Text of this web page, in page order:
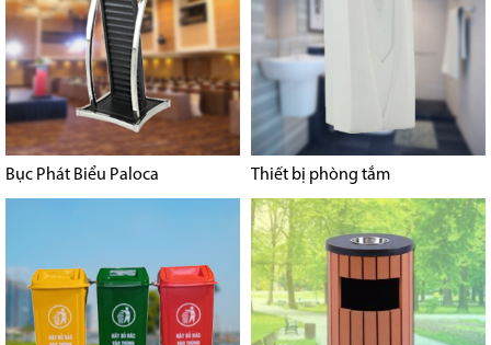
Bục Phát Biểu Paloca Thiết bị phòng tắm